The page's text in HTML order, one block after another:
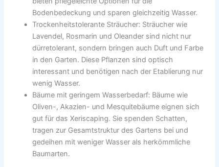
Bodenbedeckung und sparen gleichzeitig Wasser.
Trockenheitstolerante Sträucher: Sträucher wie
Lavendel, Rosmarin und Oleander sind nicht nur
dürretolerant, sondern bringen auch Duft und Farbe
in den Garten. Diese Pflanzen sind optisch
interessant und benötigen nach der Etablierung nur
wenig Wasser.
Bäume mit geringem Wasserbedarf: Bäume wie
Oliven-, Akazien- und Mesquitebäume eignen sich
gut für das Xeriscaping. Sie spenden Schatten,
tragen zur Gesamtstruktur des Gartens bei und
gedeihen mit weniger Wasser als herkömmliche
Baumarten.